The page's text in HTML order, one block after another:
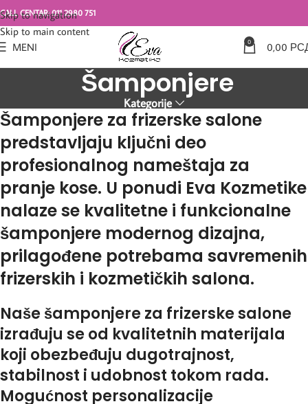
Skip to navigation
Skip to main content
CALL CENTAR: 011 2980 751
MENI 0 0,00
Šamponjere
Kategorije
Šamponjere za frizerske salone
predstavljaju ključni deo
profesionalnog nameštaja za
pranje kose. U ponudi Eva Kozmetike
nalaze se kvalitetne i funkcionalne
šamponjere modernog dizajna,
prilagođene potrebama savremenih
frizerskih i kozmetičkih salona.
Naše šamponjere za frizerske salone
izrađuju se od kvalitetnih materijala
koji obezbeđuju dugotrajnost,
stabilnost i udobnost tokom rada.
Mogućnost personalizacije